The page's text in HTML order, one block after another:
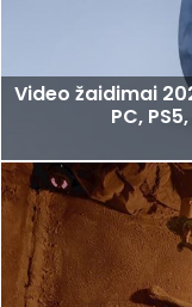
Video žaidimai
PC,